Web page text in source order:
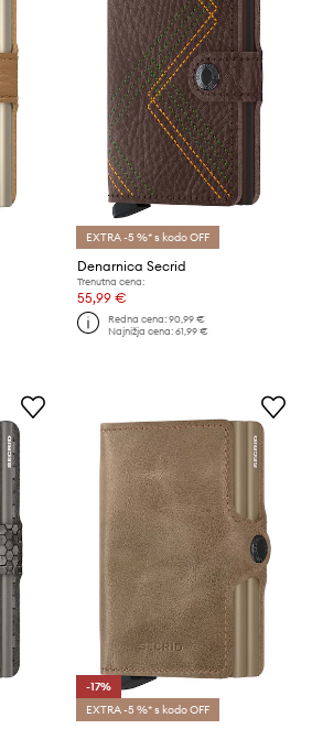
EXTRA -5 %* s kodo OFF
Denarnica Secrid
Trenutna cena:
55,99 €
Redna cena:90,99 €
Najnižja cena:61,99 €
-17%
EXTRA -5 %* s kodo OFF